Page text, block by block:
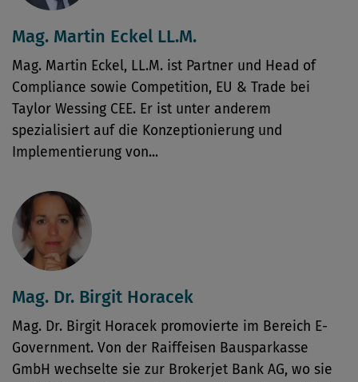
Mag. Martin Eckel LL.M.
Mag. Martin Eckel, LL.M. ist Partner und Head of
Compliance sowie Competition, EU & Trade bei
Taylor Wessing CEE. Er ist unter anderem
spezialisiert auf die Konzeptionierung und
Implementierung von...
Mag. Dr. Birgit Horacek
Mag. Dr. Birgit Horacek promovierte im Bereich E-
Government. Von der Raiffeisen Bausparkasse
GmbH wechselte sie zur Brokerjet Bank AG, wo sie